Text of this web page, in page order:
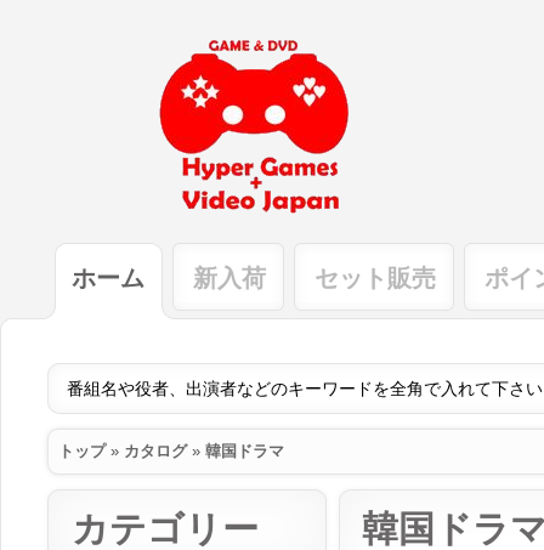
ホーム 新入荷 セット販売 ポイ
トップ» カタログ» 韓国ドラマ
韓国ドラ
カテゴリー